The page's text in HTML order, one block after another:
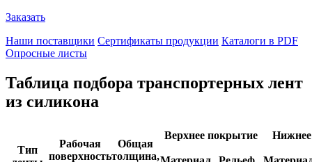
Заказать
Наши поставщики Сертификаты продукции Каталоги в PDF
Опросные листы
Таблица подбора транспортерных лент
из силикона
Тип
Рабочая
поверхность
Общая
толщина,
Верхнее покрытие